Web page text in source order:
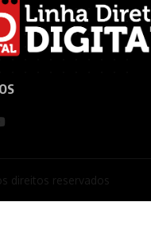
direitos reservados